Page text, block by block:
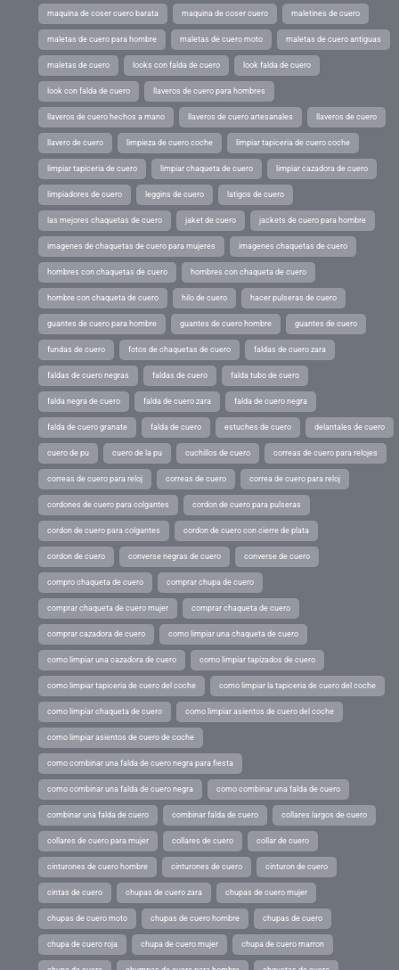
maquina de coser cuero barata maquina de coser cuero maletines de cuero
maletas de cuero para hombre maletas de cuero moto maletas de cuero antiguas
maletas de cuero looks con falda de cuero look falda de cuero
look con falda de cuero llaveros de cuero para hombres
llaveros de cuero hechos a mano llaveros de cuero artesanales llaveros de cuero
llavero de cuero limpieza de cuero coche limpiar tapiceria de cuero coche
limpiar tapiceria de cuero limpiar chaqueta de cuero limpiar cazadora de cuero
limpiadores de cuero leggins de cuero latigos de cuero
las mejores chaquetas de cuero jaket de cuero jackets de cuero para hombre
imagenes de chaquetas de cuero para mujeres imagenes chaquetas de cuero
hombres con chaquetas de cuero hombres con chaqueta de cuero
hombre con chaqueta de cuero hilo de cuero hacer pulseras de cuero
guantes de cuero para hombre guantes de cuero hombre guantes de cuero
fundas de cuero fotos de chaquetas de cuero faldas de cuero zara
faldas de cuero negras faldas de cuero falda tubo de cuero
falda negra de cuero falda de cuero zara falda de cuero negra
falda de cuero granate falda de cuero estuches de cuero delantales de cuero
cuero de pu cuero de la pu cuchillos de cuero correas de cuero para relojes
correas de cuero para reloj correas de cuero correa de cuero para reloj
cordones de cuero para colgantes cordon de cuero para pulseras
cordon de cuero para colgantes cordon de cuero con cierre de plata
cordon de cuero converse negras de cuero converse de cuero
compro chaqueta de cuero comprar chupa de cuero
comprar chaqueta de cuero mujer comprar chaqueta de cuero
comprar cazadora de cuero como limpiar una chaqueta de cuero
como limpiar una cazadora de cuero como limpiar tapizados de cuero
como limpiar tapiceria de cuero del coche como limpiar la tapiceria de cuero del coche
como limpiar chaqueta de cuero como limpiar asientos de cuero del coche
como limpiar asientos de cuero de coche
como combinar una falda de cuero negra para fiesta
como combinar una falda de cuero negra como combinar una falda de cuero
combinar una falda de cuero combinar falda de cuero collares largos de cuero
collares de cuero para mujer collares de cuero collar de cuero
cinturones de cuero hombre cinturones de cuero cinturon de cuero
cintas de cuero chupas de cuero zara chupas de cuero mujer
chupas de cuero moto chupas de cuero hombre chupas de cuero
chupa de cuero roja chupa de cuero mujer chupa de cuero marron